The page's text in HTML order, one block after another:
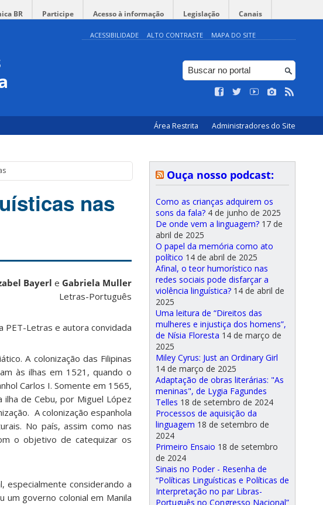
BR Participe Acesso à informação Legislação Canais
ACESSIBILIDADE ALTO CONTRASTE MAPA DO SITE
Área Restrita Administradores do Site
nas
Bayerl e Gabriela Muller
Letras-Português
PET-Letras e autora convidada
A colonização das Filipinas
às ilhas em 1521, quando o
Carlos I. Somente em 1565,
de Cebu, por Miguel López
A colonização espanhola
No país, assim como nas
o objetivo de catequizar os
especialmente considerando a
um governo colonial em Manila
Ouça nosso podcast:
Como as crianças adquirem os
sons da fala? 4 de junho de 2025
De onde vem a linguagem? 17 de
abril de 2025
O papel da memória como ato
político 14 de abril de 2025
Afinal, o teor humorístico nas
redes sociais pode disfarçar a
violência linguística? 14 de abril de
2025
Uma leitura de “Direitos das
mulheres e injustiça dos homens”,
de Nísia Floresta 14 de março de
2025
Miley Cyrus: Just an Ordinary Girl
14 de março de 2025
Adaptação de obras literárias: "As
meninas", de Lygia Fagundes
Telles 18 de setembro de 2024
Processos de aquisição da
linguagem 18 de setembro de
2024
Primeiro Ensaio 18 de setembro
de 2024
Sinais no Poder - Resenha de
“Políticas Linguísticas e Políticas de
Interpretação no par Libras-
Português no Congresso Nacional”